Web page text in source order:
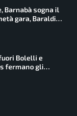
Barnabà sogna il
gara, Baraldi
Bolelli e
fermano gli